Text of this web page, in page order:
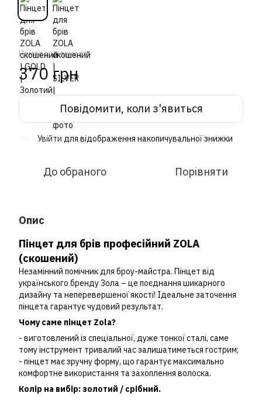
Немає в наявності
370 грн
Повідомити, коли з'явиться
Увійти для відображення накопичувальної знижки
До обраного Порівняти
Опис
Пінцет для брів професійний ZOLA
(скошений)
Незамінний помічник для броу-майстра. Пінцет від
українського бренду Зола – це поєднання шикарного
дизайну та неперевершеної якості! Ідеальне заточення
пінцета гарантує чудовий результат.
Чому саме пінцет Zola?
- виготовлений із спеціальної, дуже тонкої сталі, саме
тому інструмент тривалий час залишатиметься гострим;
- пінцет має зручну форму, що гарантує максимально
комфортне використання та захоплення волоска.
Колір на вибір: золотий / срібний.